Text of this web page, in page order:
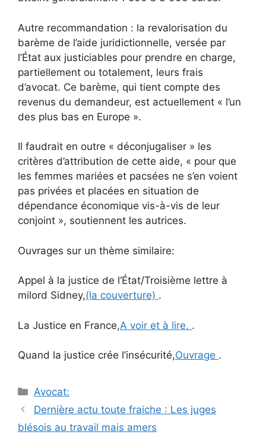
Autre recommandation : la revalorisation du
barème de l’aide juridictionnelle, versée par
l’État aux justiciables pour prendre en charge,
partiellement ou totalement, leurs frais
d’avocat. Ce barème, qui tient compte des
revenus du demandeur, est actuellement « l’un
des plus bas en Europe ».
Il faudrait en outre « déconjugaliser » les
critères d’attribution de cette aide, « pour que
les femmes mariées et pacsées ne s’en voient
pas privées et placées en situation de
dépendance économique vis-à-vis de leur
conjoint », soutiennent les autrices.
Ouvrages sur un thème similaire:
Appel à la justice de l’État/Troisième lettre à
milord Sidney,(la couverture) .
La Justice en France,A voir et à lire. .
Quand la justice crée l’insécurité,Ouvrage .
Catégories
Avocat:
Navigation
des
Dernière actu toute fraiche : Les juges
blésois au travail mais amers